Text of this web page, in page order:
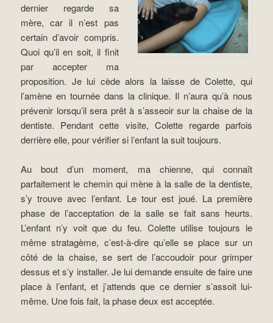
dernier regarde sa
mère, car il n’est pas
certain d’avoir compris.
Quoi qu’il en soit, il finit
par accepter ma
proposition. Je lui cède alors la laisse de Colette, qui
l’amène en tournée dans la clinique. Il n’aura qu’à nous
prévenir lorsqu’il sera prêt à s’asseoir sur la chaise de la
dentiste. Pendant cette visite, Colette regarde parfois
derrière elle, pour vérifier si l’enfant la suit toujours.
Au bout d’un moment, ma chienne, qui connaît
parfaitement le chemin qui mène à la salle de la dentiste,
s’y trouve avec l’enfant. Le tour est joué. La première
phase de l’acceptation de la salle se fait sans heurts.
L’enfant n’y voit que du feu. Colette utilise toujours le
même stratagème, c’est-à-dire qu’elle se place sur un
côté de la chaise, se sert de l’accoudoir pour grimper
dessus et s’y installer. Je lui demande ensuite de faire une
place à l’enfant, et j’attends que ce dernier s’assoit lui-
même. Une fois fait, la phase deux est acceptée.